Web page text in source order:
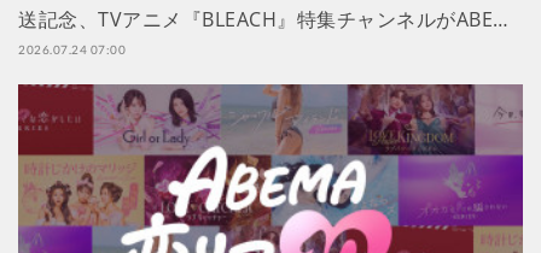
送記念、TVアニメ『BLEACH』特集チャンネルがABE…
2026.07.24 07:00